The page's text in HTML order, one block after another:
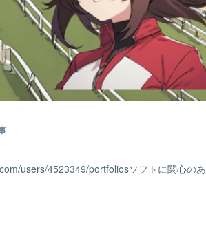
users/4523349/portfoliosソフトに関心のあ